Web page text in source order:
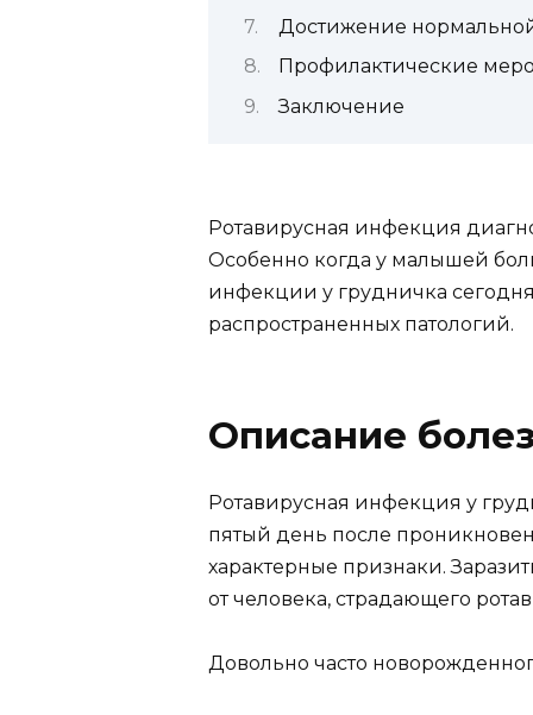
Достижение
Профилактические
Заключение
Ротавирусная инфекция
Особенно когда у малышей
инфекции у грудничка
распространенных патологий.
Описание
Ротавирусная инфекция у
пятый день после
характерные признаки.
от человека, страдающего
Довольно часто